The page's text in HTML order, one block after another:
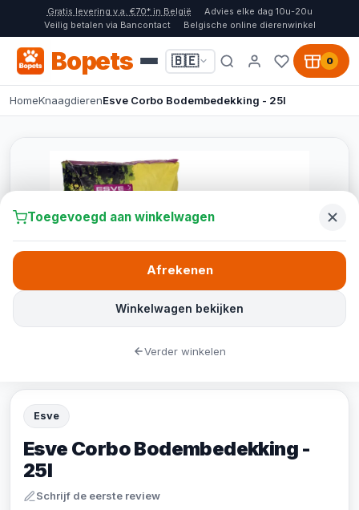
Gratis levering v.a. €70* in België
Advies elke dag 10u-20u
Veilig betalen via Bancontact
Belgische online dierenwinkel
Bopets 🇧🇪 0
HomeKnaagdierenEsve Corbo Bodembedekking - 25l
Esve
Esve Corbo Bodembedekking -
25l
Schrijf de eerste review
Toegevoegd aan winkelwagen
Winkelwagen bekijken
Afrekenen
Verder winkelen